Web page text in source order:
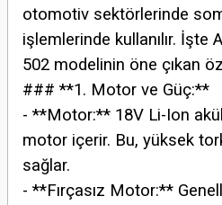
otomotiv sektörlerinde
işlemlerinde kullanılır. İşte
502 modelinin öne çıkan
### **1. Motor ve Güç:**
- **Motor:** 18V Li-Ion
motor içerir. Bu, yüksek
sağlar.
- **Fırçasız Motor:**